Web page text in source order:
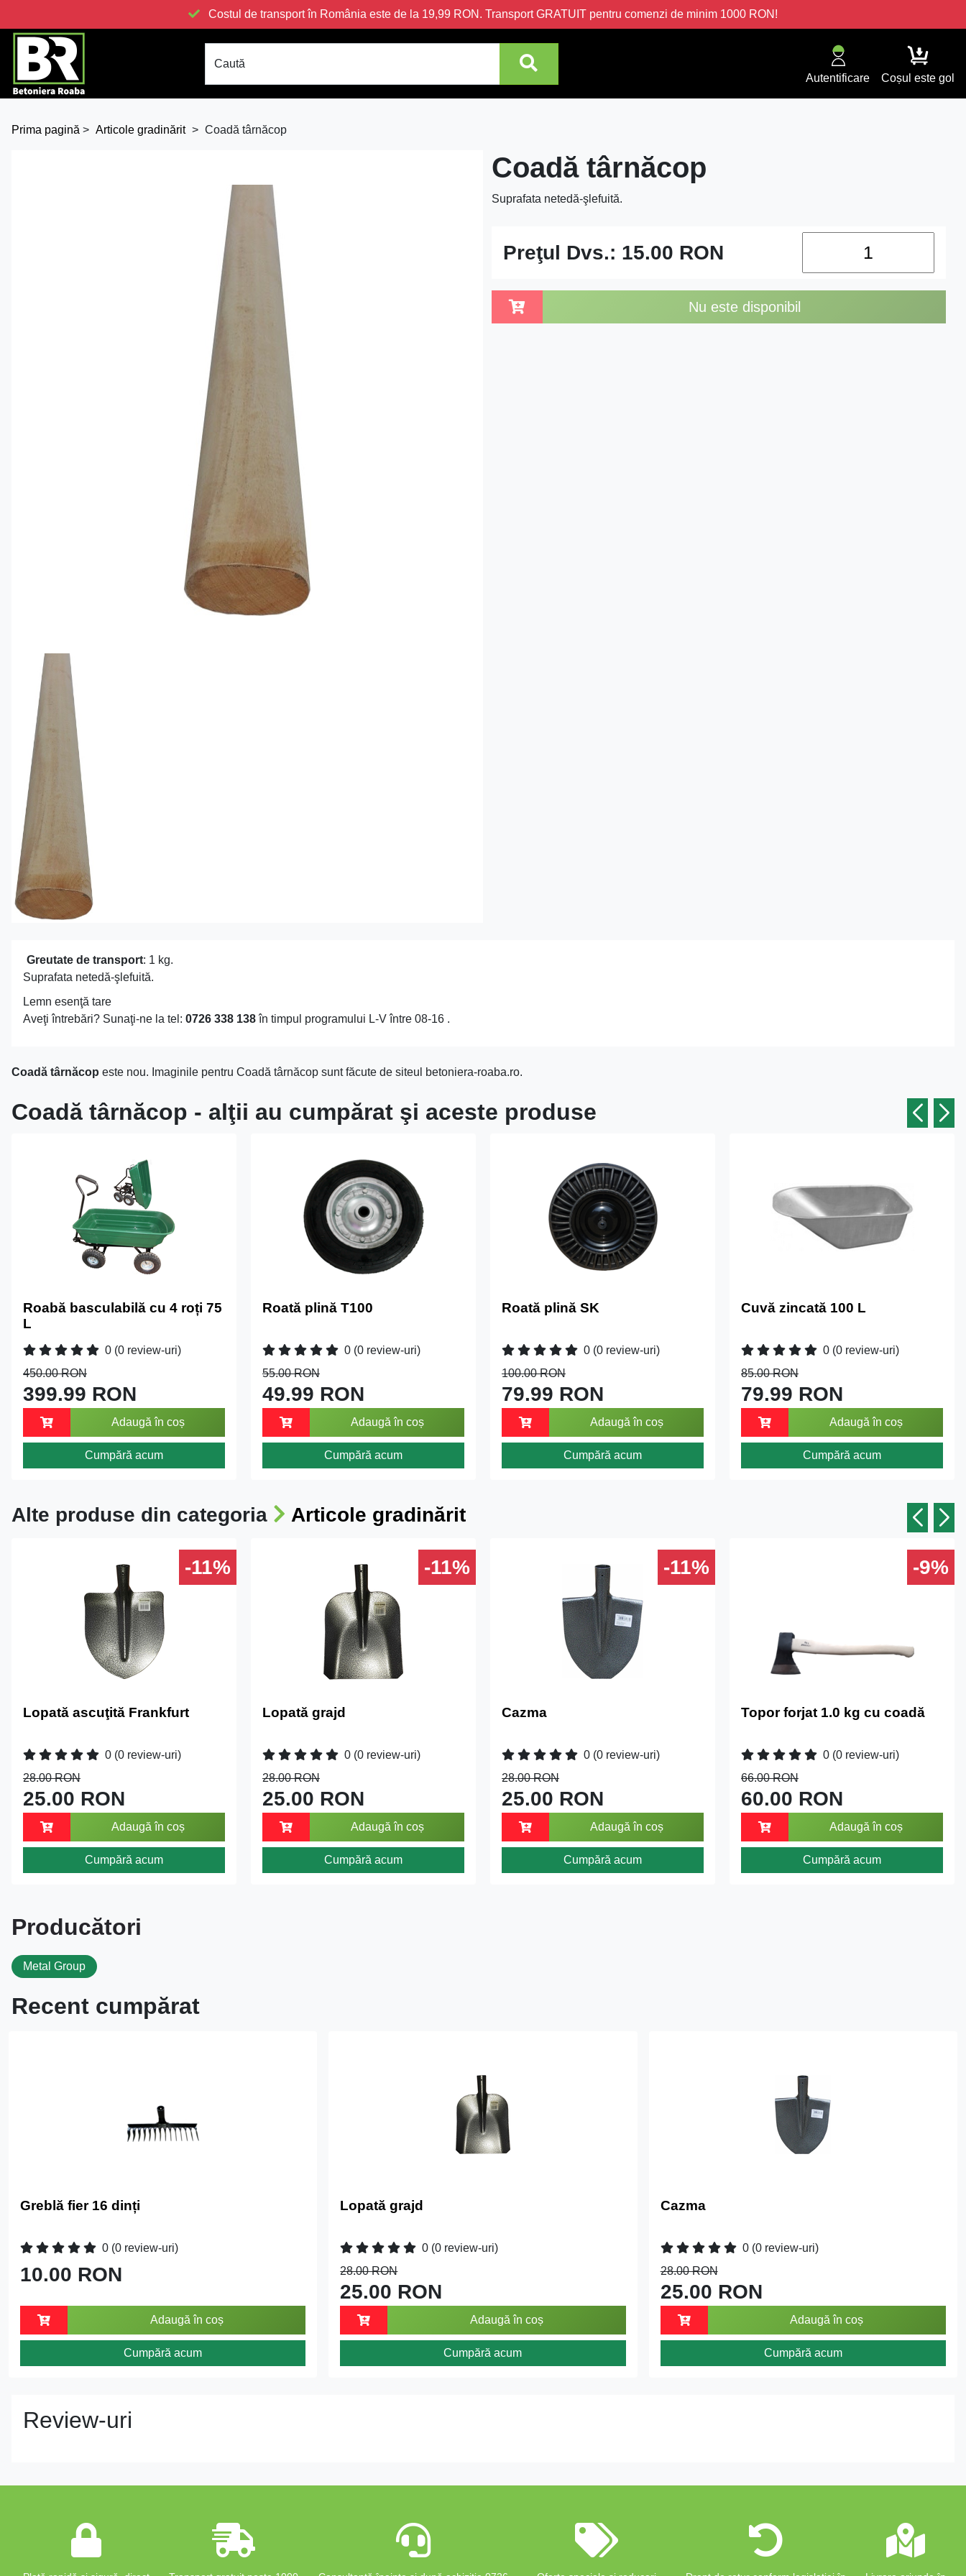
Costul de transport în România este de la 19,99 RON. Transport GRATUIT pentru comenzi de minim 1000 RON!
Caută
Autentificare
Coșul este gol
Prima pagină > Articole gradinărit > Coadă târnăcop
Coadă târnăcop
Suprafata netedă-şlefuită.
Preţul Dvs.: 15.00 RON
Nu este disponibil
Greutate de transport: 1 kg.
Suprafata netedă-şlefuită.
Lemn esenţă tare
Aveţi întrebări? Sunaţi-ne la tel: 0726 338 138în timpul programului L-V între 08-16 .
Coadă târnăcop este nou. Imaginile pentru Coadă târnăcop sunt făcute de siteul betoniera-roaba.ro.
Coadă târnăcop - alţii au cumpărat şi aceste produse
Roabă basculabilă cu 4 roți 75
L
0 (0 review-uri)
450.00 RON
399.99 RON
Adaugă în coș
Cumpără acum
Roată plină T100
0 (0 review-uri)
55.00 RON
49.99 RON
Adaugă în coș
Cumpără acum
Roată plină SK
0 (0 review-uri)
100.00 RON
79.99 RON
Adaugă în coș
Cumpără acum
Cuvă zincată 100 L
0 (0 review-uri)
85.00 RON
79.99 RON
Adaugă în coș
Cumpără acum
Alte produse din categoria Articole gradinărit
-11%
Lopată ascuţită Frankfurt
0 (0 review-uri)
28.00 RON
25.00 RON
Adaugă în coș
Cumpără acum
-11%
Lopată grajd
0 (0 review-uri)
28.00 RON
25.00 RON
Adaugă în coș
Cumpără acum
-11%
Cazma
0 (0 review-uri)
28.00 RON
25.00 RON
Adaugă în coș
Cumpără acum
-9%
Topor forjat 1.0 kg cu coadă
0 (0 review-uri)
66.00 RON
60.00 RON
Adaugă în coș
Cumpără acum
Producători
Metal Group
Recent cumpărat
Greblă fier 16 dinți
0 (0 review-uri)
10.00 RON
Adaugă în coș
Cumpără acum
Lopată grajd
0 (0 review-uri)
28.00 RON
25.00 RON
Adaugă în coș
Cumpără acum
Cazma
0 (0 review-uri)
28.00 RON
25.00 RON
Adaugă în coș
Cumpără acum
Review-uri